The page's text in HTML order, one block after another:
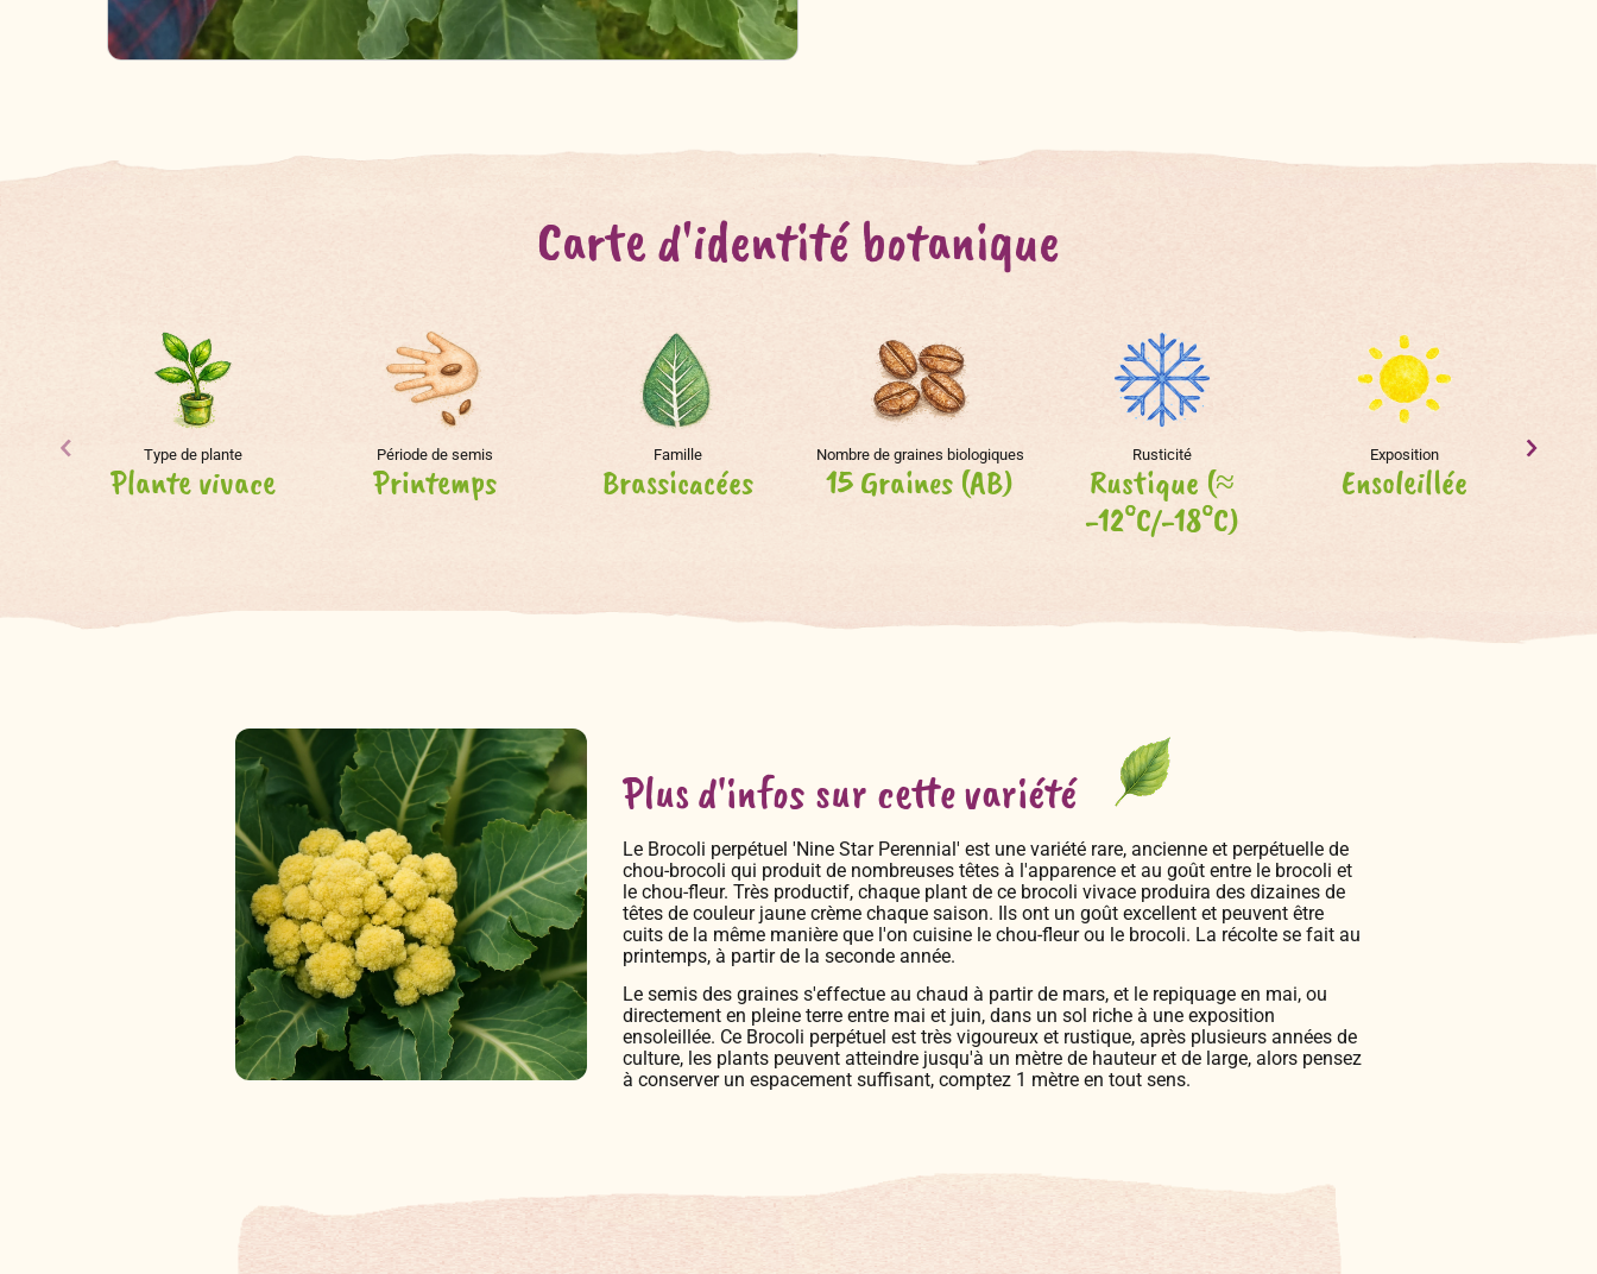
Carte d'identité botanique
Type de plante
Plante vivace
Période de semis
Printemps
Famille
Brassicacées
Nombre de graines biologiques
15 Graines (AB)
Rusticité
Rustique (≈
-12°C/-18°C)
Exposition
Ensoleillée
Plus d'infos sur cette variété
Le Brocoli perpétuel 'Nine Star Perennial' est une variété rare, ancienne et perpétuelle de
chou-brocoli qui produit de nombreuses têtes à l'apparence et au goût entre le brocoli et
le chou-fleur. Très productif, chaque plant de ce brocoli vivace produira des dizaines de
têtes de couleur jaune crème chaque saison. Ils ont un goût excellent et peuvent être
cuits de la même manière que l'on cuisine le chou-fleur ou le brocoli. La récolte se fait au
printemps, à partir de la seconde année.
Le semis des graines s'effectue au chaud à partir de mars, et le repiquage en mai, ou
directement en pleine terre entre mai et juin, dans un sol riche à une exposition
ensoleillée. Ce Brocoli perpétuel est très vigoureux et rustique, après plusieurs années de
culture, les plants peuvent atteindre jusqu'à un mètre de hauteur et de large, alors pensez
à conserver un espacement suffisant, comptez 1 mètre en tout sens.